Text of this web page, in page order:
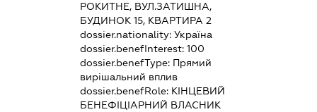
РОКИТНЕ, ВУЛ.ЗАТИШНА,
БУДИНОК 15, КВАРТИРА 2
dossier.nationality:Україна
dossier.benefInterest:100
dossier.benefType: Прямий
вирішальний вплив
dossier.benefRole: КІНЦЕВИЙ
БЕНЕФІЦІАРНИЙ ВЛАСНИК